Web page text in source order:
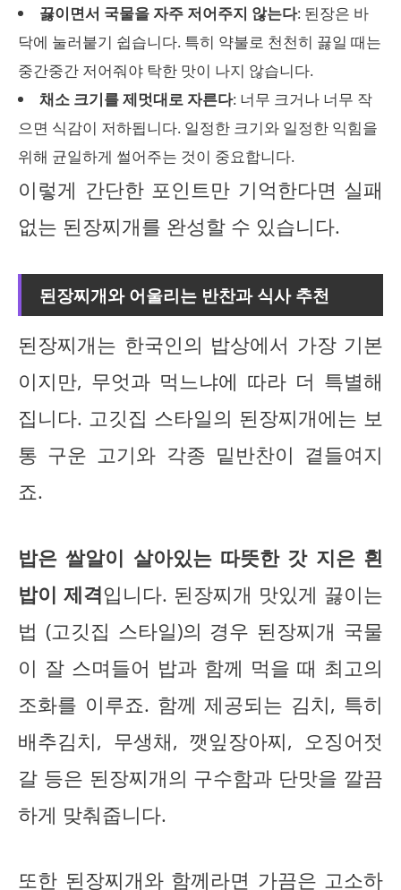
끓이면서 국물을 자주 저어주지 않는다: 된장은 바
닥에 눌러붙기 쉽습니다. 특히 약불로 천천히 끓일 때는
중간중간 저어줘야 탁한 맛이 나지 않습니다.
채소 크기를 제멋대로 자른다: 너무 크거나 너무 작
으면 식감이 저하됩니다. 일정한 크기와 일정한 익힘을
위해 균일하게 썰어주는 것이 중요합니다.
이렇게 간단한 포인트만 기억한다면 실패
없는 된장찌개를 완성할 수 있습니다.
된장찌개와 어울리는 반찬과 식사 추천
된장찌개는 한국인의 밥상에서 가장 기본
이지만, 무엇과 먹느냐에 따라 더 특별해
집니다. 고깃집 스타일의 된장찌개에는 보
통 구운 고기와 각종 밑반찬이 곁들여지
죠.
밥은 쌀알이 살아있는 따뜻한 갓 지은 흰
밥이 제격입니다. 된장찌개 맛있게 끓이는
법 (고깃집 스타일)의 경우 된장찌개 국물
이 잘 스며들어 밥과 함께 먹을 때 최고의
조화를 이루죠. 함께 제공되는 김치, 특히
배추김치, 무생채, 깻잎장아찌, 오징어젓
갈 등은 된장찌개의 구수함과 단맛을 깔끔
하게 맞춰줍니다.
또한 된장찌개와 함께라면 가끔은 고소하